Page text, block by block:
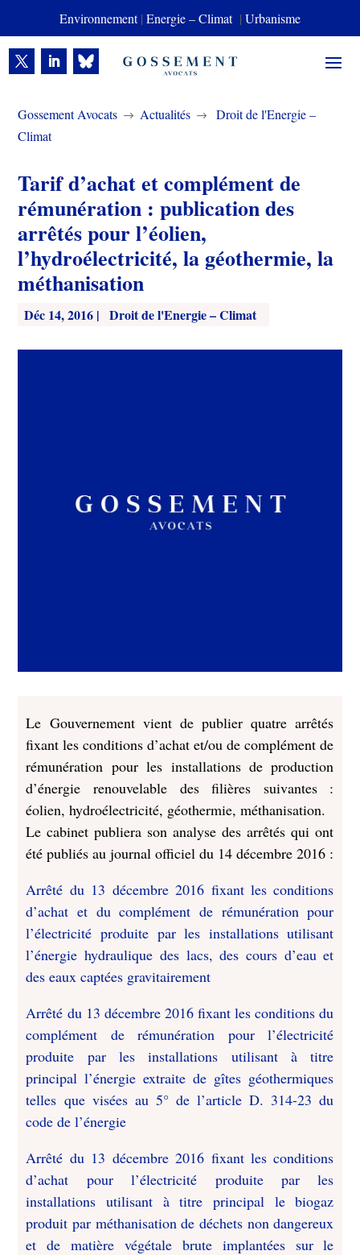
Environnement| Energie – Climat | Urbanisme
Gossement Avocats $ Actualités $
Droit de l'Energie –
Climat
Tarif d’achat et complément de
rémunération : publication des
arrêtés pour l’éolien,
l’hydroélectricité, la géothermie, la
méthanisation
Déc 14, 2016 | Droit de l'Energie – Climat
Le Gouvernement vient de publier quatre arrêtés
fixant les conditions d’achat et/ou de complément de
rémunération pour les installations de production
d’énergie renouvelable des filières suivantes :
éolien, hydroélectricité, géothermie, méthanisation.
Le cabinet publiera son analyse des arrêtés qui ont
été publiés au journal officiel du 14 décembre 2016 :
Arrêté du 13 décembre 2016 fixant les conditions
d’achat et du complément de rémunération pour
l’électricité produite par les installations utilisant
l’énergie hydraulique des lacs, des cours d’eau et
des eaux captées gravitairement
Arrêté du 13 décembre 2016 fixant les conditions du
complément de rémunération pour l’électricité
produite par les installations utilisant à titre
principal l’énergie extraite de gîtes géothermiques
telles que visées au 5° de l’article D. 314-23 du
code de l’énergie
Arrêté du 13 décembre 2016 fixant les conditions
d’achat pour l’électricité produite par les
installations utilisant à titre principal le biogaz
produit par méthanisation de déchets non dangereux
et de matière végétale brute implantées sur le